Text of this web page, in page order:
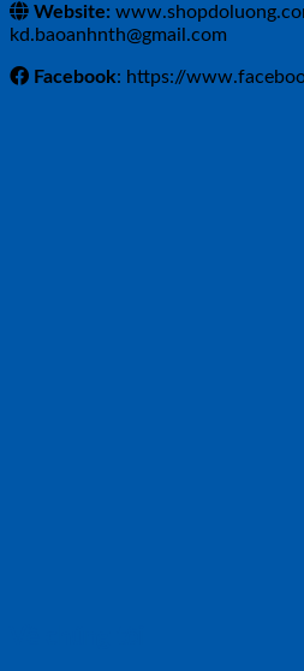
Website:
kd.baoanhnth@gmail.com
Facebook: https://